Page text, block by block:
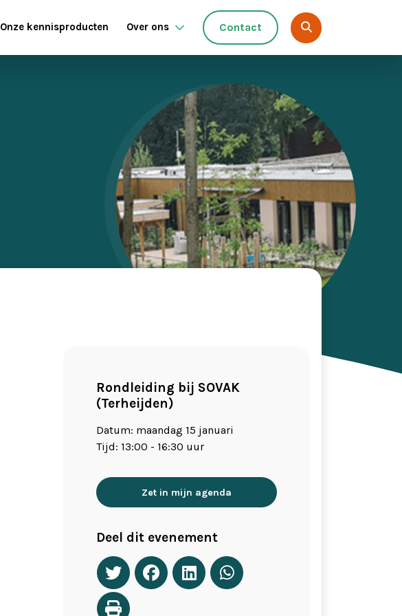
Onze kennisproducten Over ons Contact
Rondleiding bij SOVAK
(Terheijden)
Datum: maandag 15 januari
Tijd: 13:00 - 16:30 uur
Zet in mijn agenda
Deel dit evenement